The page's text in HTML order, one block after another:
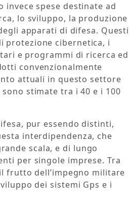
spese destinate ad
lo sviluppo, la produzione
apparati di difesa. Questi
protezione cibernetica, i
e programmi di ricerca ed
convenzionalmente
attuali in questo settore
stimate tra i 40 e i 100
pur essendo distinti,
interdipendenza, che
scala, e di lungo
per singole imprese. Tra
frutto dell’impegno militare
dei sistemi Gps e i